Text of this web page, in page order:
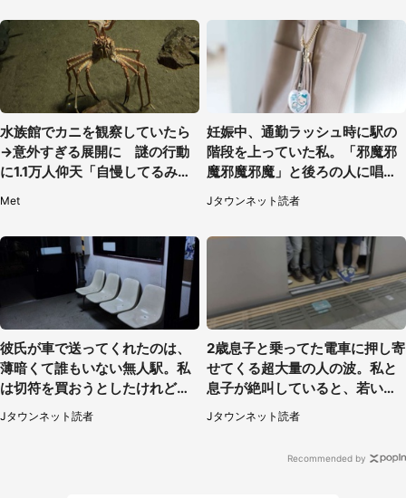
水族館でカニを観察していたら
→意外すぎる展開に 謎の行動
に1.1万人仰天「自慢してるみた
Met
妊娠中、通勤ラッシュ時に駅の
階段を上っていた私。「邪魔邪
魔邪魔邪魔」と後ろの人に唱え
られて（神奈川県・30代女性）
Jタウンネット読者
彼氏が車で送ってくれたのは、
薄暗くて誰もいない無人駅。私
は切符を買おうとしたけれど
（山形県・20代女性）
Jタウンネット読者
2歳息子と乗ってた電車に押し寄
せてくる超大量の人の波。私と
息子が絶叫していると、若いカ
ップルの乗客が...（東京都・60
代女性）
Jタウンネット読者
Recommended by